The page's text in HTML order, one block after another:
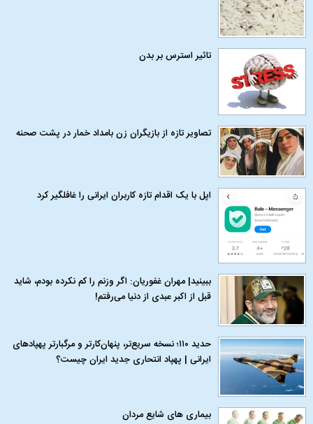
تاثیر استرس بر بدن
تصاویر تازه از بازیگران زن بامداد خمار در پشت صحنه
اپل با یک اقدام تازه کاربران ایرانی را غافلگیر کرد
ببینید| مهران غفوریان: اگر وزنم را کم نکرده بودم، شاید
قبل از اکبر عبدی از دنیا می‌رفتم!
حدید ۱۱۰؛ نسخه سریع‌تر، پنهان‌کارتر و مرگبارتر پهپادهای
ایرانی | پهپاد انتحاری جدید ایران چیست؟
بیماری‌ های شایع مردان